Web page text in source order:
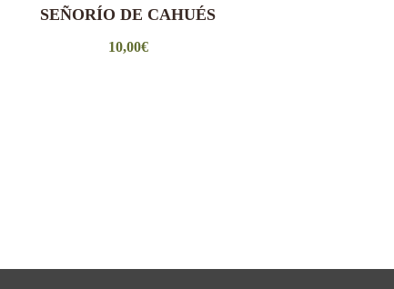
SEÑORÍO DE CAHUÉS
10,00€